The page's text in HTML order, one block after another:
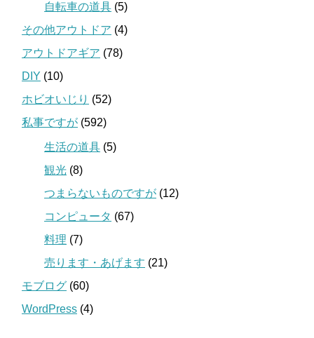
自転車の道具 (5)
その他アウトドア (4)
アウトドアギア (78)
DIY (10)
ホビオいじり (52)
私事ですが (592)
生活の道具 (5)
観光 (8)
つまらないものですが (12)
コンピュータ (67)
料理 (7)
売ります・あげます (21)
モブログ (60)
WordPress (4)